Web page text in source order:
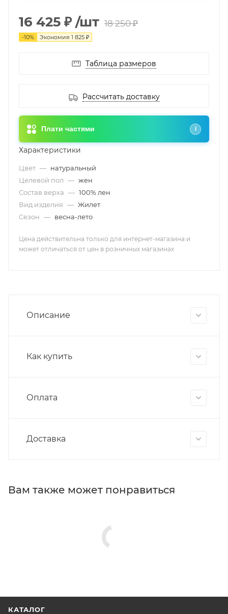
16 425 ₽ /шт 18 250 ₽
-10% Экономия 1 825 ₽
Таблица размеров
Рассчитать доставку
Плати частями i
Характеристики
Цвет — натуральный
Целевой пол — жен
Состав верха — 100% лен
Вид изделия — Жилет
Сезон — весна-лето
Цена действительна только для интернет-магазина и
может отличаться от цен в розничных магазинах
Описание
Как купить
Оплата
Доставка
Вам также может понравиться
КАТАЛОГ